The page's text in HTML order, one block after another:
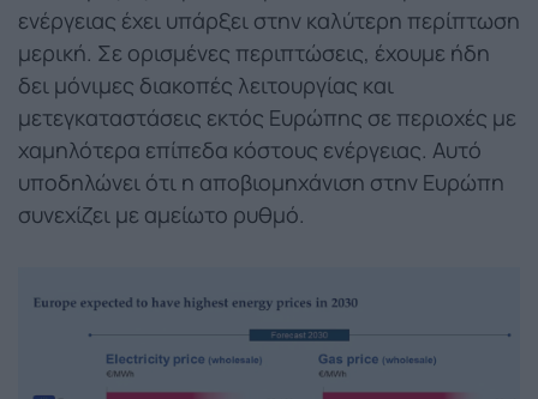
ενέργειας έχει υπάρξει στην καλύτερη περίπτωση
μερική. Σε ορισμένες περιπτώσεις, έχουμε ήδη
δει μόνιμες διακοπές λειτουργίας και
μετεγκαταστάσεις εκτός Ευρώπης σε περιοχές με
χαμηλότερα επίπεδα κόστους ενέργειας. Αυτό
υποδηλώνει ότι η αποβιομηχάνιση στην Ευρώπη
συνεχίζει με αμείωτο ρυθμό.